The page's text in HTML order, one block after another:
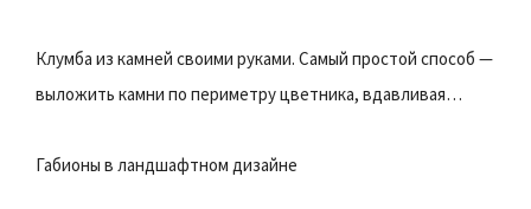
Клумба из камней своими руками. Самый простой способ —
выложить камни по периметру цветника, вдавливая…
Габионы в ландшафтном дизайне